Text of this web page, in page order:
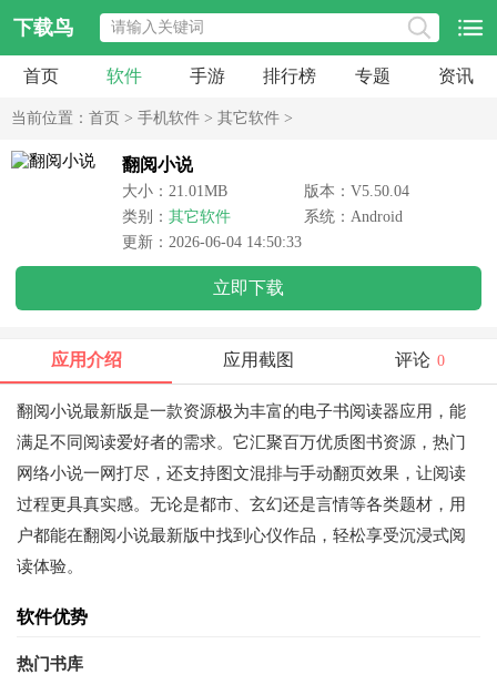
下载鸟
首页 软件 手游 排行榜 专题 资讯
当前位置： 首页 > 手机软件 > 其它软件 >
翻阅小说
大小：21.01MB
版本：V5.50.04
类别： 其它软件
系统：Android
更新：2026-06-04 14:50:33
立即下载
应用介绍 应用截图 评论 0
翻阅小说最新版是一款资源极为丰富的电子书阅读器应用，能
满足不同阅读爱好者的需求。它汇聚百万优质图书资源，热门
网络小说一网打尽，还支持图文混排与手动翻页效果，让阅读
过程更具真实感。无论是都市、玄幻还是言情等各类题材，用
户都能在翻阅小说最新版中找到心仪作品，轻松享受沉浸式阅
读体验。
软件优势
热门书库